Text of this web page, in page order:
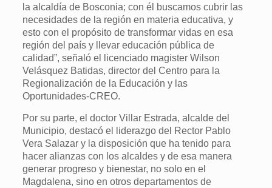
la alcaldía de Bosconia; con él buscamos cubrir las
necesidades de la región en materia educativa, y
esto con el propósito de transformar vidas en esa
región del país y llevar educación pública de
calidad”, señaló el licenciado magister Wilson
Velásquez Batidas, director del Centro para la
Regionalización de la Educación y las
Oportunidades-CREO.
Por su parte, el doctor Villar Estrada, alcalde del
Municipio, destacó el liderazgo del Rector Pablo
Vera Salazar y la disposición que ha tenido para
hacer alianzas con los alcaldes y de esa manera
generar progreso y bienestar, no solo en el
Magdalena, sino en otros departamentos de